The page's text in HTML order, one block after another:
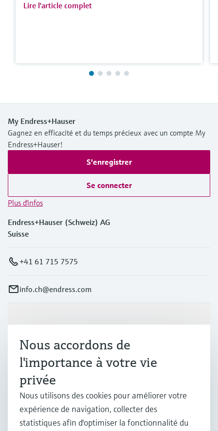
Lire l'article complet
My Endress+Hauser
Gagnez en efficacité et du temps précieux avec un compte My
Endress+Hauser!
S'enregistrer
Se connecter
Plus d'infos
Endress+Hauser (Schweiz) AG
Suisse
+41 61 715 7575
info.ch@endress.com
Industries
Support
Société
Nous accordons de
l'importance à votre vie
privée
Nous utilisons des cookies pour améliorer votre
expérience de navigation, collecter des
statistiques afin d'optimiser la fonctionnalité du